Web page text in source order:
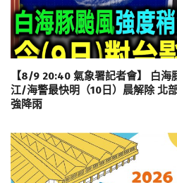
【8/9 20:40 氣象署記者會】 白海
江/海警最快明（10日）晨解除 北
強降雨